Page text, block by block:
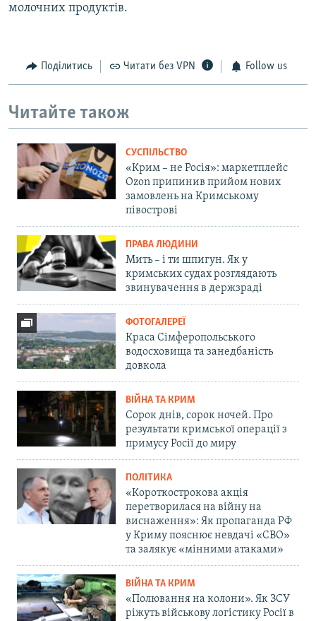
молочних продуктів.
Поділитись Читати без VPN Follow us
Читайте також
СУСПІЛЬСТВО
«Крим – не Росія»: маркетплейс
Ozon припинив прийом нових
замовлень на Кримському
півострові
ПРАВА ЛЮДИНИ
Мить – і ти шпигун. Як у
кримських судах розглядають
звинувачення в держзраді
ФОТОГАЛЕРЕЇ
Краса Сімферопольського
водосховища та занедбаність
довкола
ВІЙНА ТА КРИМ
Сорок днів, сорок ночей. Про
результати кримської операції з
примусу Росії до миру
ПОЛІТИКА
«Короткострокова акція
перетворилася на війну на
виснаження»: Як пропаганда РФ
у Криму пояснює невдачі «СВО»
та залякує «мінними атаками»
ВІЙНА ТА КРИМ
«Полювання на колони». Як ЗСУ
ріжуть військову логістику Росії в